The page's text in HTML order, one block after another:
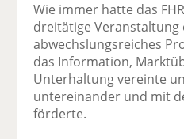
Wie immer hatte das
dreitätige Veranstaltung
abwechslungsreiches
das Information,
Unterhaltung vereinte
untereinander und mit
förderte.